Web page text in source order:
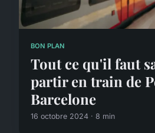
BON PLAN
Tout ce qu'il faut
partir en train de
Barcelone
16 octobre 2024 · 8 min